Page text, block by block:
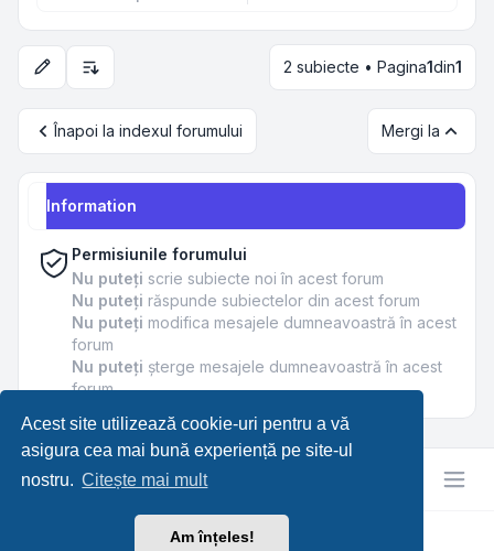
Acest site utilizează cookie-uri pentru a vă
asigura cea mai bună experiență pe site-ul
nostru. Citește mai mult
Am înțeles!
Opțiuni de sortare și afișare 2 subiecte • Pagina1din1
Înapoi la indexul forumului Mergi la
Information
Permisiunile forumului
Nu puteţi scrie subiecte noi în acest forum
Nu puteţi răspunde subiectelor din acest forum
Nu puteţi modifica mesajele dumneavoastră în acest
forum
Nu puteţi şterge mesajele dumneavoastră în acest
forum